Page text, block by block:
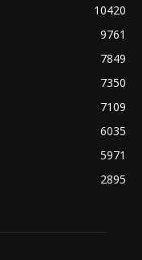
10420
9761
7849
7350
7109
6035
5971
2895